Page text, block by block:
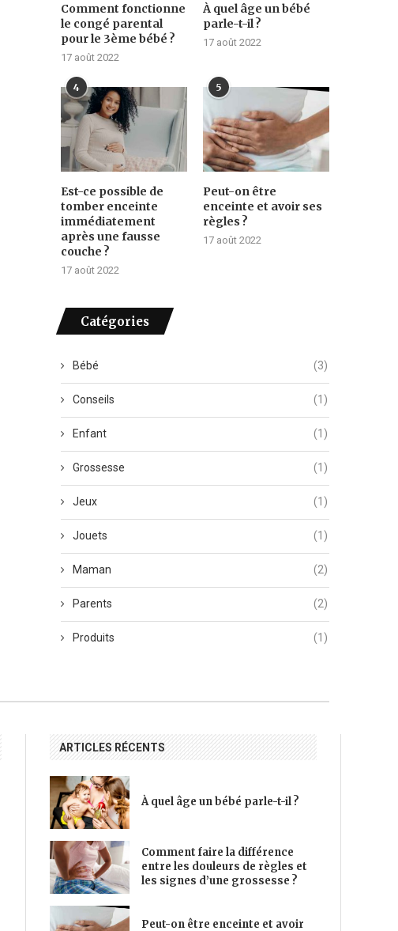
Comment fonctionne
le congé parental
pour le 3ème bébé ?
17 août 2022
À quel âge un bébé
parle-t-il ?
17 août 2022
4
Est-ce possible de
tomber enceinte
immédiatement
après une fausse
couche ?
17 août 2022
5
Peut-on être
enceinte et avoir ses
règles ?
17 août 2022
Catégories
Bébé (3)
Conseils (1)
Enfant (1)
Grossesse (1)
Jeux (1)
Jouets (1)
Maman (2)
Parents (2)
Produits (1)
ARTICLES RÉCENTS
À quel âge un bébé parle-t-il ?
Comment faire la différence
entre les douleurs de règles et
les signes d’une grossesse ?
Peut-on être enceinte et avoir